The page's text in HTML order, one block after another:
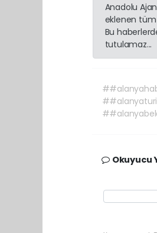
Anadolu
eklenen
Bu
tutulamaz...
Okuyucu